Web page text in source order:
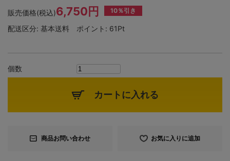
販売価格(税込)6,750円 10％引き
配送区分: 基本送料 ポイント: 61Pt
個数
カートに入れる
商品お問い合わせ お気に入りに追加